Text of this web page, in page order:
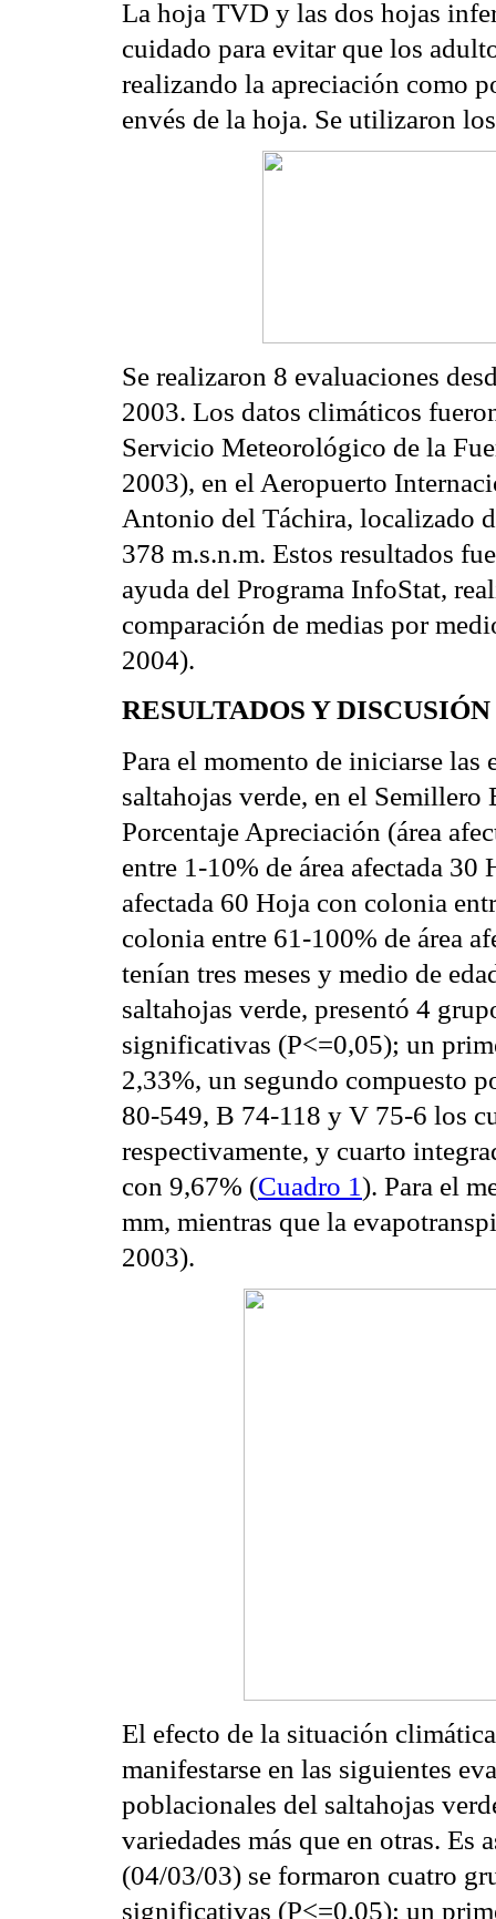
La hoja TVD y las dos hojas
cuidado para evitar que los
realizando la apreciación como
envés de la hoja. Se utilizaron
Se realizaron 8 evaluaciones
2003. Los datos climáticos
Servicio Meteorológico de la
2003), en el Aeropuerto
Antonio del Táchira, localizado
378 m.s.n.m. Estos resultados
ayuda del Programa InfoStat,
comparación de medias por
2004).
RESULTADOS Y DISCUSIÓN
Para el momento de iniciarse
saltahojas verde, en el Semillero
Porcentaje Apreciación (área
entre 1-10% de área afectada
afectada 60 Hoja con colonia
colonia entre 61-100% de área
tenían tres meses y medio de
saltahojas verde, presentó 4
significativas (P<=0,05); un
2,33%, un segundo compuesto
80-549, B 74-118 y V 75-6 los
respectivamente, y cuarto
con 9,67% (Cuadro 1). Para el
mm, mientras que la
2003).
El efecto de la situación
manifestarse en las siguientes
poblacionales del saltahojas
variedades más que en otras. Es
(04/03/03) se formaron cuatro
significativas (P<=0,05); un